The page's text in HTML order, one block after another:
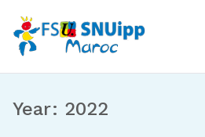
au
contenu
Year: 2022